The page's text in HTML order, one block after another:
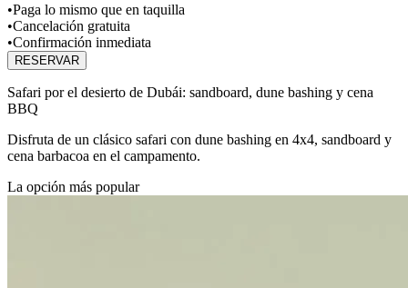
•Paga lo mismo que en taquilla
•Cancelación gratuita
•Confirmación inmediata
RESERVAR
Safari por el desierto de Dubái: sandboard, dune bashing y cena
BBQ
Disfruta de un clásico safari con dune bashing en 4x4, sandboard y
cena barbacoa en el campamento.
La opción más popular